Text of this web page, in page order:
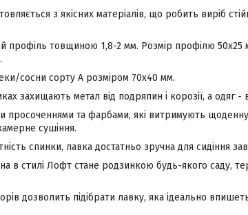
з якісних матеріалів, що робить виріб
профіль товщиною 1,8-2 мм. Розмір профілю
сосни сорту А розміром 70х40 мм.
захищають метал від подряпин і корозії, а одяг
просоченнями та фарбами, які витримують
сушіння.
спинки, лавка достатньо зручна для сидіння
в стилі Лофт стане родзинкою будь-якого саду,
дозволить підібрати лавку, яка ідеально